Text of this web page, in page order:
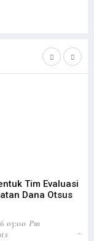
Tim Evaluasi
Dana Otsus
03:00 Pm